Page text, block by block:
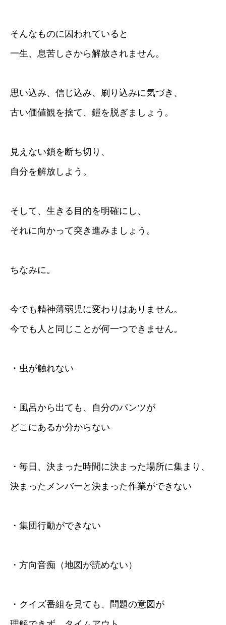
そんなものに囚われていると
一生、息苦しさから解放されません。
思い込み、信じ込み、刷り込みに気づき、
古い価値観を捨て、鎧を脱ぎましょう。
見えない鎖を断ち切り、
自分を解放しよう。
そして、生きる目的を明確にし、
それに向かって突き進みましょう。
ちなみに。
今でも精神薄弱児に変わりはありません。
今でも人と同じことが何一つできません。
・虫が触れない
・風呂から出ても、自分のパンツが
どこにあるか分からない
・毎日、決まった時間に決まった場所に集まり、
決まったメンバーと決まった作業ができない
・集団行動ができない
・方向音痴（地図が読めない）
・クイズ番組を見ても、問題の意図が